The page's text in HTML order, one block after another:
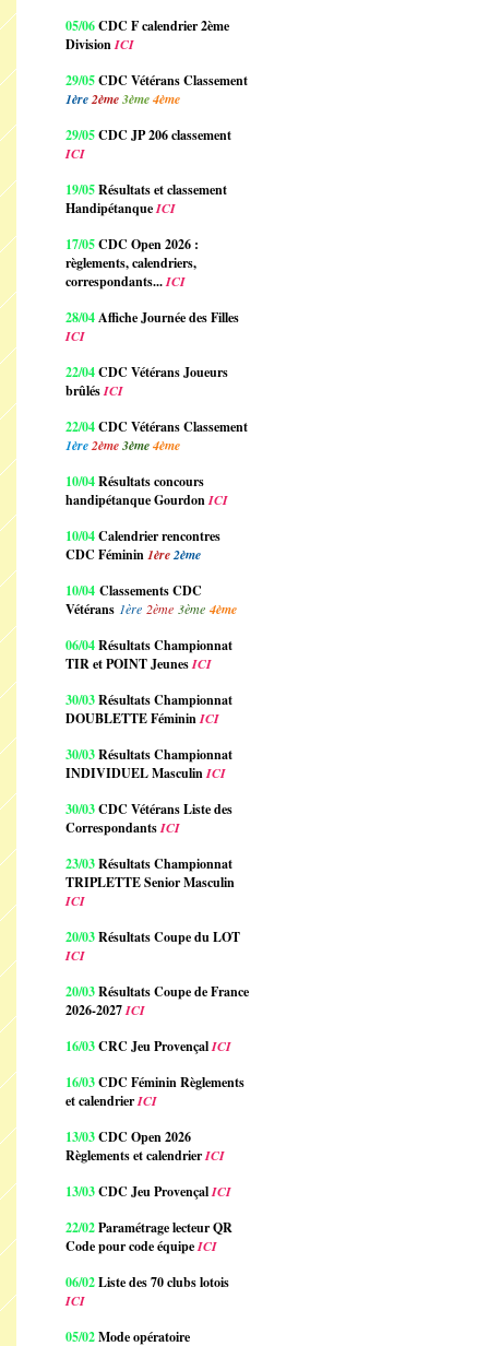
05/06CDC F calendrier 2ème
DivisionICI
29/05CDC Vétérans Classement
1ère2ème3ème4ème
29/05CDC JP 206 classement
ICI
19/05Résultats et classement
HandipétanqueICI
17/05CDC Open 2026 :
règlements, calendriers,
correspondants...ICI
28/04Affiche Journée des Filles
ICI
22/04CDC Vétérans Joueurs
brûlésICI
22/04CDC Vétérans Classement
1ère2ème3ème4ème
10/04Résultats concours
handipétanque GourdonICI
10/04Calendrier rencontres
CDC Féminin1ère2ème
10/04 Classements CDC
Vétérans 1ère 2ème 3ème 4ème
06/04Résultats Championnat
TIR et POINT JeunesICI
30/03Résultats Championnat
DOUBLETTE FémininICI
30/03Résultats Championnat
INDIVIDUEL MasculinICI
30/03CDC Vétérans Liste des
CorrespondantsICI
23/03Résultats Championnat
TRIPLETTE Senior Masculin
ICI
20/03Résultats Coupe du LOT
ICI
20/03Résultats Coupe de France
2026-2027ICI
16/03CRC Jeu ProvençalICI
16/03CDC Féminin Règlements
et calendrierICI
13/03CDC Open 2026
Règlements et calendrierICI
13/03CDC Jeu ProvençalICI
22/02Paramétrage lecteur QR
Code pour code équipeICI
06/02Liste des 70 clubs lotois
ICI
05/02Mode opératoire